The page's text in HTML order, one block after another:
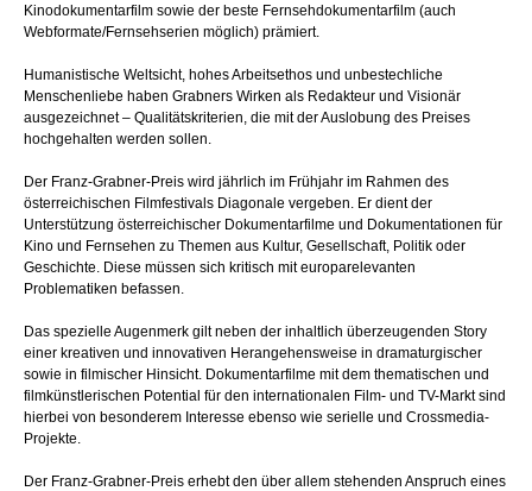
Kinodokumentarfilm sowie der beste Fernsehdokumentarfilm (auch
Webformate/Fernsehserien möglich) prämiert.
Humanistische Weltsicht, hohes Arbeitsethos und unbestechliche
Menschenliebe haben Grabners Wirken als Redakteur und Visionär
ausgezeichnet – Qualitätskriterien, die mit der Auslobung des Preises
hochgehalten werden sollen.
Der Franz-Grabner-Preis wird jährlich im Frühjahr im Rahmen des
österreichischen Filmfestivals Diagonale vergeben. Er dient der
Unterstützung österreichischer Dokumentarfilme und Dokumentationen für
Kino und Fernsehen zu Themen aus Kultur, Gesellschaft, Politik oder
Geschichte. Diese müssen sich kritisch mit europarelevanten
Problematiken befassen.
Das spezielle Augenmerk gilt neben der inhaltlich überzeugenden Story
einer kreativen und innovativen Herangehensweise in dramaturgischer
sowie in filmischer Hinsicht. Dokumentarfilme mit dem thematischen und
filmkünstlerischen Potential für den internationalen Film- und TV-Markt sind
hierbei von besonderem Interesse ebenso wie serielle und Crossmedia-
Projekte.
Der Franz-Grabner-Preis erhebt den über allem stehenden Anspruch eines